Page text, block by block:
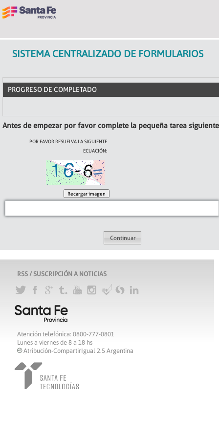
SISTEMA CENTRALIZADO DE FORMULARIOS
PROGRESO DE COMPLETADO
Antes de empezar por favor complete la pequeña tarea
POR FAVOR RESUELVA LA SIGUIENTE
ECUACIÓN:
RSS / SUSCRIPCIÓN A NOTICIAS
Atención telefónica: 0800-777-0801
Lunes a viernes de 8 a 18 hs
cAtribución-CompartirIgual 2.5 Argentina